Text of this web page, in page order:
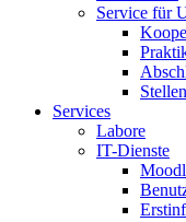
Service für
Services
Labore
IT-Dienste